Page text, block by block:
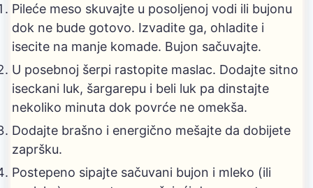
Pileće meso skuvajte u posoljenoj vodi ili bujonu
dok ne bude gotovo. Izvadite ga, ohladite i
isecite na manje komade. Bujon sačuvajte.
U posebnoj šerpi rastopite maslac. Dodajte sitno
iseckani luk, šargarepu i beli luk pa dinstajte
nekoliko minuta dok povrće ne omekša.
Dodajte brašno i energično mešajte da dobijete
zapršku.
Postepeno sipajte sačuvani bujon i mleko (ili